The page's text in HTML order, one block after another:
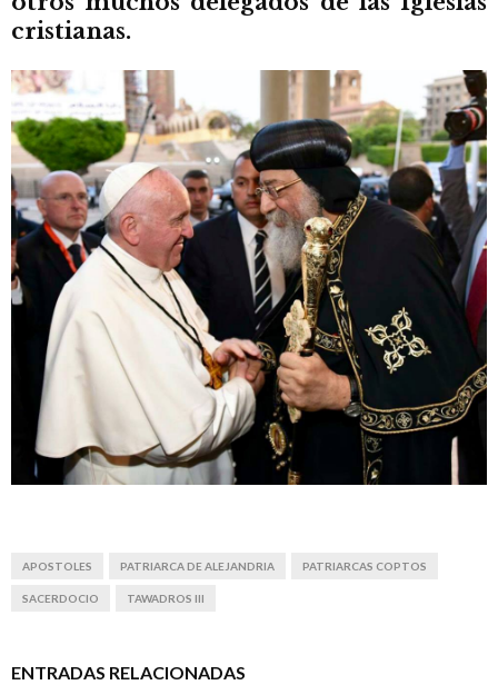
cristianas.
APOSTOLES PATRIARCA DE ALEJANDRIA PATRIARCAS COPTOS
SACERDOCIO TAWADROS III
ENTRADAS RELACIONADAS